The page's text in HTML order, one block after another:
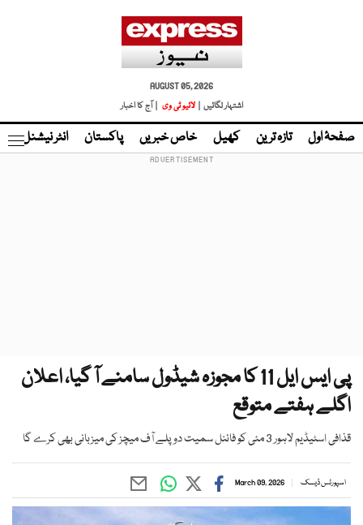
AUGUST 05, 2026
اشتہار لگائیں |
لائیو ٹی وی | آج کا اخبار
صفحۂ اول تازہ ترین کھیل خاص خبریں پاکستان انٹر نیشنل
پی ایس ایل 11 کا مجوزہ شیڈول سامنے آ گیا، اعلان
اگلے ہفتے متوقع
قذافی اسٹیڈیم لاہور 3 مئی کو فائنل سمیت دو پلے آف میچز کی میزبانی بھی کرے گا
اسپورٹس ڈیسک March 09, 2026